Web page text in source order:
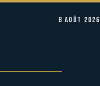
8 AOÛT 2026